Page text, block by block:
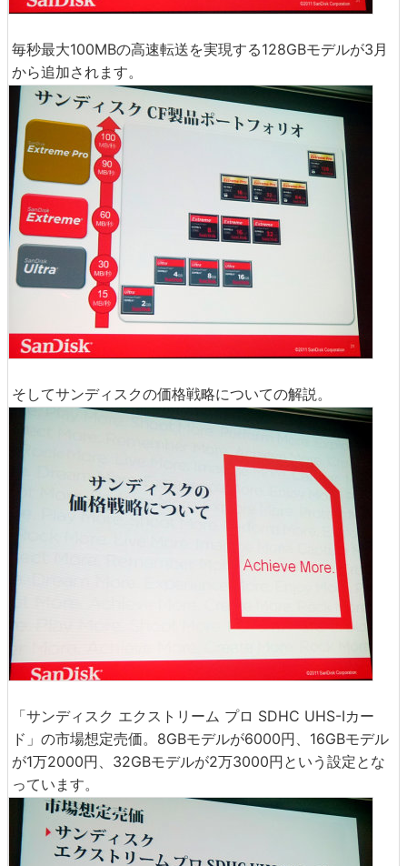
毎秒最大100MBの高速転送を実現する128GBモデルが3月
から追加されます。
そしてサンディスクの価格戦略についての解説。
「サンディスク エクストリーム プロ SDHC UHS-Iカー
ド」の市場想定売価。8GBモデルが6000円、16GBモデル
が1万2000円、32GBモデルが2万3000円という設定とな
っています。